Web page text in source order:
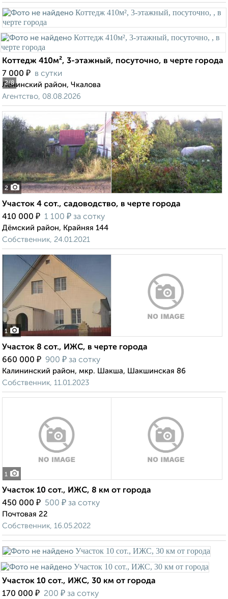
2/8
Коттедж 410м², 3-этажный, посуточно, в черте города
7 000 ₽ в сутки
Ленинский район, Чкалова
Агентство, 08.08.2026
2
Участок 4 сот., садоводство, в черте города
410 000 ₽ 1 100 ₽ за сотку
Дёмский район, Крайняя 144
Собственник, 24.01.2021
1
Участок 8 сот., ИЖС, в черте города
660 000 ₽ 900 ₽ за сотку
Калининский район, мкр. Шакша, Шакшинская 86
Собственник, 11.01.2023
1
Участок 10 сот., ИЖС, 8 км от города
450 000 ₽ 500 ₽ за сотку
Почтовая 22
Собственник, 16.05.2022
Участок 10 сот., ИЖС, 30 км от города
170 000 ₽ 200 ₽ за сотку